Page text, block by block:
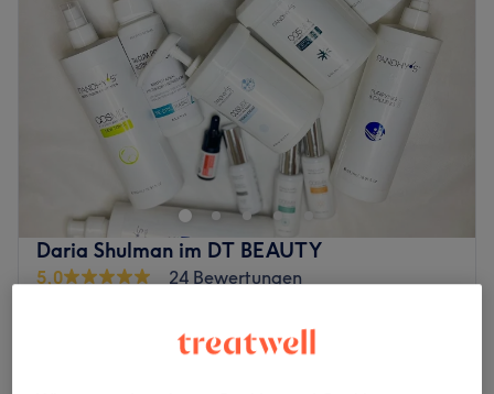
Daria Shulman im DT BEAUTY
5,0
24 Bewertungen
Damen Waxing - Intim komplett